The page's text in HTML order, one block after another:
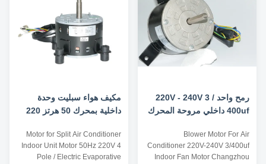
Frequency /Hz Output Power /W
رمح واحد 220V - 240V 3 /
400uf داخلي مروحة المحرك
Blower Motor For Air
Conditioner 220V-240V 3/400uf
Indoor Fan Motor Changzhou
مكيف هواء سبليت وحدة
داخلية بمحرك 50 هرتز 220
تبخيري كهربائي
Motor for Split Air Conditioner
Indoor Unit Motor 50Hz 220V 4
Pole / Electric Evaporative